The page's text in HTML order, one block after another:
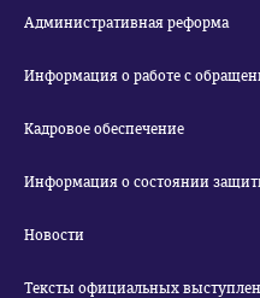
Административная реформа
Информация о работе с
Кадровое обеспечение
Информация о состоянии
Новости
Тексты официальных